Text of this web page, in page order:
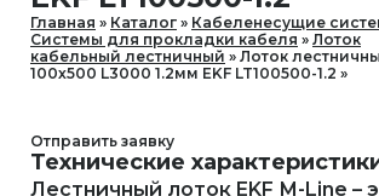
Главная Каталог
Кабеленесущие
Системы для прокладки кабеля
Лоток
кабельный лестничный
Лоток
100х500 L3000 1.2мм EKF LT100500-1.2
Отправить заявку
Технические
Лестничный лоток EKF М-Line –